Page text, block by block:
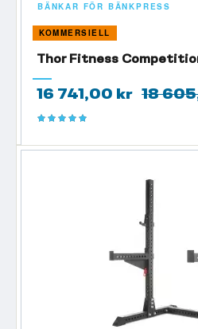
BÄNKAR FÖR BÄNKPRESS
KOMMERSIELL
Thor Fitness
16 741,00 kr 18
Betyg: